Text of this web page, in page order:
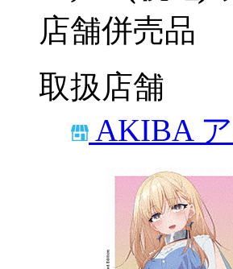
店舗併売品
取扱店舗
AKIBA